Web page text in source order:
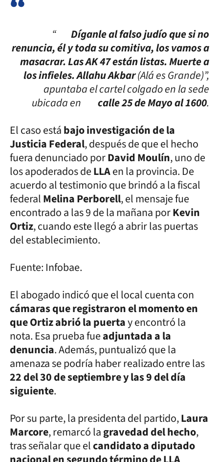
“
Díganle al falso judío que si no
renuncia, él y toda su comitiva, los vamos a
masacrar. Las AK 47 están listas. Muerte a
los infieles. Allahu Akbar(Alá es Grande)”,
apuntaba el cartel colgado en la sede
ubicada en
calle 25 de Mayo al 1600.
El caso estábajo investigación de la
Justicia Federal, después de que el hecho
fuera denunciado porDavid Moulín, uno de
los apoderados deLLAen la provincia. De
acuerdo al testimonio que brindó a la fiscal
federalMelina Perborell, el mensaje fue
encontrado a las 9 de la mañana porKevin
Ortiz, cuando este llegó a abrir las puertas
del establecimiento.
Fuente: Infobae.
El abogado indicó que el local cuenta con
cámaras que registraron el momento en
que Ortiz abrió la puertay encontró la
nota. Esa prueba fueadjuntada a la
denuncia. Además, puntualizó que la
amenaza se podría haber realizado entre las
22 del 30 de septiembre y las 9 del día
siguiente.
Por su parte, la presidenta del partido,Laura
Marcore, remarcó lagravedad del hecho,
tras señalar que elcandidato a diputado